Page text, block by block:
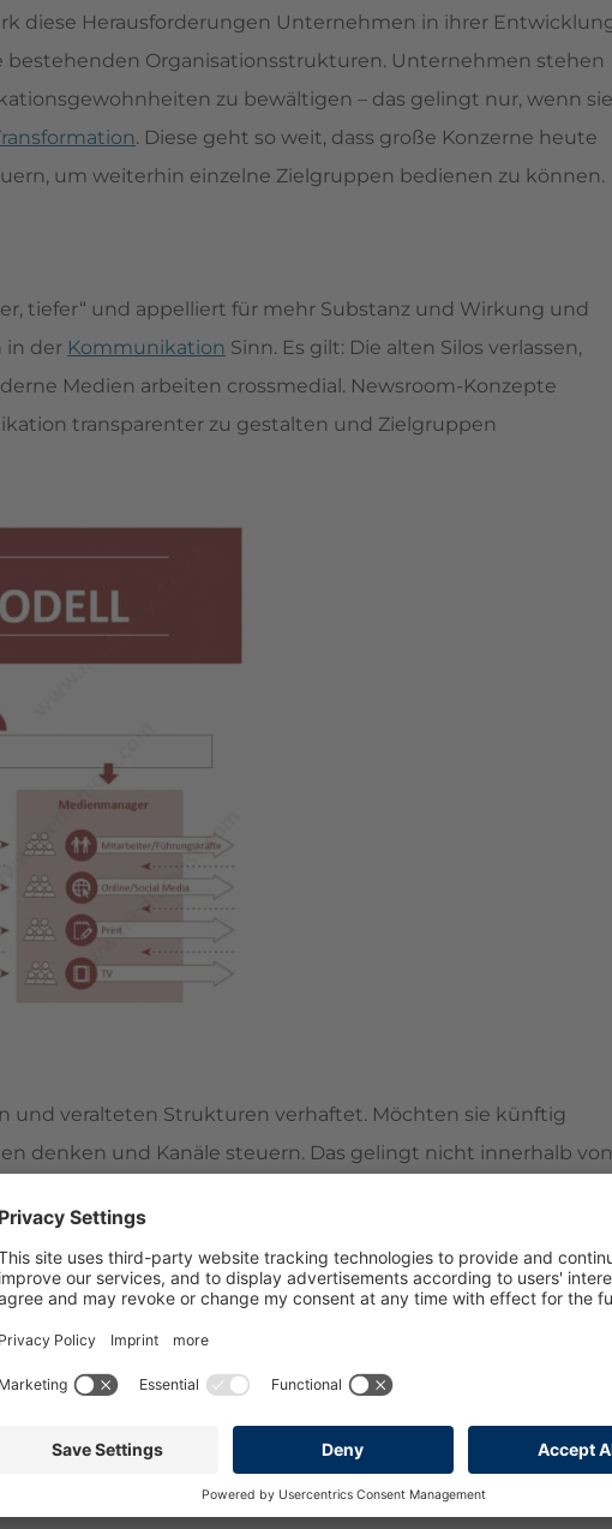
diese Herausforderungen Unternehmen in ihrer
Organisationsstrukturen. Unternehmen stehen
zu bewältigen – das gelingt nur, wenn sie
. Diese geht so weit, dass große Konzerne heute
um weiterhin einzelne Zielgruppen bedienen zu können.
tiefer“ und appelliert für mehr Substanz und Wirkung und
in der Kommunikation Sinn. Es gilt: Die alten Silos verlassen,
Medien arbeiten crossmedial. Newsroom-Konzepte
transparenter zu gestalten und Zielgruppen
und veralteten Strukturen verhaftet. Möchten sie künftig
denken und Kanäle steuern. Das gelingt nicht innerhalb von
Voraussetzung dafür ist das Newsroom-Modell.
Während die Themenmanager für die
Medienmanager welche dieser Themen für welche
mit dem Chef vom Dienst (CvD), der die
leitet. An der Spitze des Newsrooms steht das
Kommunikationsarbeit fällt. Mit dieser
für mehr Effizienz und eine transparente und integrierte